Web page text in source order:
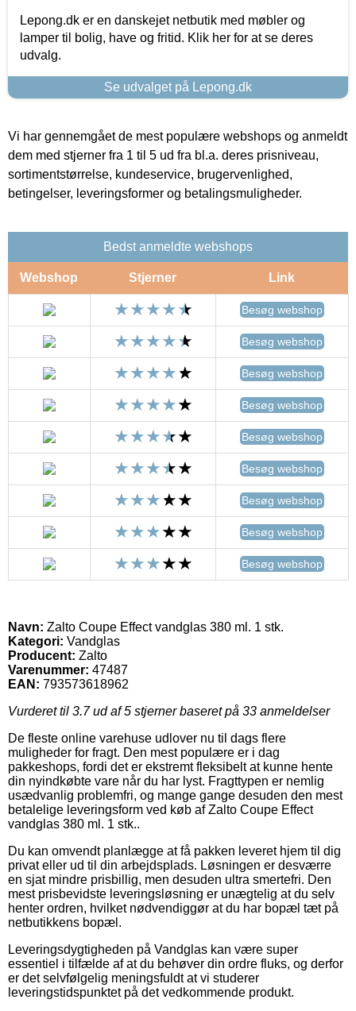
Lepong.dk er en danskejet netbutik med møbler og
lamper til bolig, have og fritid. Klik her for at se deres
udvalg.
Se udvalget på Lepong.dk
Vi har gennemgået de mest populære webshops og anmeldt
dem med stjerner fra 1 til 5 ud fra bl.a. deres prisniveau,
sortimentstørrelse, kundeservice, brugervenlighed,
betingelser, leveringsformer og betalingsmuligheder.
Bedst anmeldte webshops
Webshop Stjerner Link
Besøg webshop
Besøg webshop
Besøg webshop
Besøg webshop
Besøg webshop
Besøg webshop
Besøg webshop
Besøg webshop
Besøg webshop
Navn: Zalto Coupe Effect vandglas 380 ml. 1 stk.
Kategori: Vandglas
Producent: Zalto
Varenummer: 47487
EAN: 793573618962
Vurderet til 3.7ud af 5 stjerner baseret på 33 anmeldelser
De fleste online varehuse udlover nu til dags flere
muligheder for fragt. Den mest populære er i dag
pakkeshops, fordi det er ekstremt fleksibelt at kunne hente
din nyindkøbte vare når du har lyst. Fragttypen er nemlig
usædvanlig problemfri, og mange gange desuden den mest
betalelige leveringsform ved køb af Zalto Coupe Effect
vandglas 380 ml. 1 stk..
Du kan omvendt planlægge at få pakken leveret hjem til dig
privat eller ud til din arbejdsplads. Løsningen er desværre
en sjat mindre prisbillig, men desuden ultra smertefri. Den
mest prisbevidste leveringsløsning er unægtelig at du selv
henter ordren, hvilket nødvendiggør at du har bopæl tæt på
netbutikkens bopæl.
Leveringsdygtigheden på Vandglas kan være super
essentiel i tilfælde af at du behøver din ordre fluks, og derfor
er det selvfølgelig meningsfuldt at vi studerer
leveringstidspunktet på det vedkommende produkt.